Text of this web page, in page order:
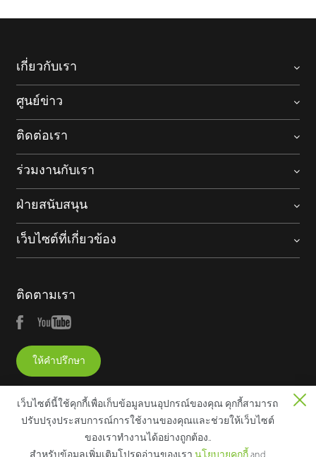
เกี่ยวกับเรา
ศูนย์ข่าว
ติดต่อเรา
ร่วมงานกับเรา
ฝ่ายสนับสนุน
เว็บไซต์ที่เกี่ยวข้อง
ติดตามเรา
ให้คำปรึกษา
Copyright © 2025 ZKTECO CO., LTD. All rights reserved.
เว็บไซต์นี้ใช้คุกกี้เพื่อเก็บข้อมูลบนอุปกรณ์ของคุณ คุกกี้สามารถ
ปรับปรุงประสบการณ์การใช้งานของคุณและช่วยให้เว็บไซต์
ของเราทํางานได้อย่างถูกต้อง..